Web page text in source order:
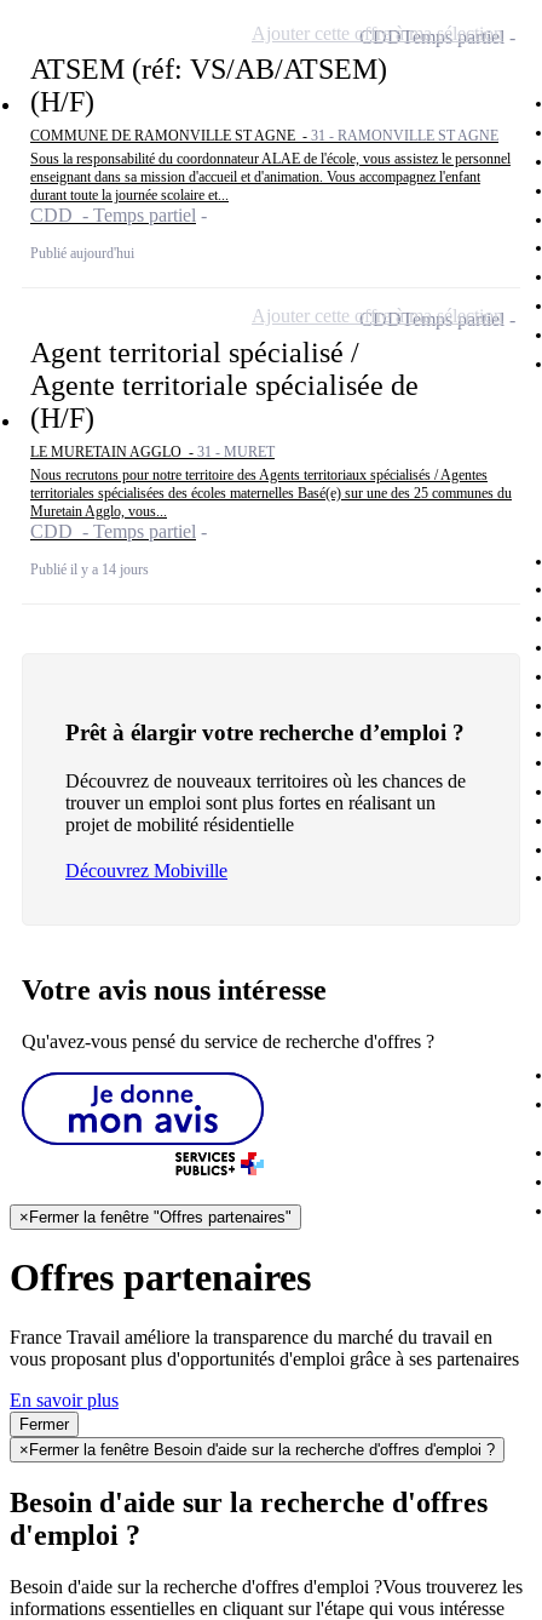
ATSEM (réf: VS/AB/ATSEM)
(H/F)
COMMUNE DE RAMONVILLE ST AGNE - 31 - RAMONVILLE ST AGNE
Sous la responsabilité du coordonnateur ALAE de l'école, vous assistez le personnel
enseignant dans sa mission d'accueil et d'animation. Vous accompagnez l'enfant
durant toute la journée scolaire et...
CDD - Temps partiel
Publié aujourd'hui
CDDTemps partiel
Ajouter cette offre à ma sélection
Agent territorial spécialisé /
Agente territoriale spécialisée de
(H/F)
LE MURETAIN AGGLO - 31 - MURET
Nous recrutons pour notre territoire des Agents territoriaux spécialisés / Agentes
territoriales spécialisées des écoles maternelles Basé(e) sur une des 25 communes du
Muretain Agglo, vous...
CDD - Temps partiel
Publié il y a 14 jours
CDDTemps partiel
Ajouter cette offre à ma sélection
Prêt à élargir votre recherche d’emploi ?
Découvrez de nouveaux territoires où les chances de
trouver un emploi sont plus fortes en réalisant un
projet de mobilité résidentielle
Découvrez Mobiville
Votre avis nous intéresse
Qu'avez-vous pensé du service de recherche d'offres ?
× Fermer la fenêtre "Offres partenaires"
Offres partenaires
France Travail améliore la transparence du marché du travail en
vous proposant plus d'opportunités d'emploi grâce à ses partenaires
En savoir plus
Fermer
× Fermer la fenêtre Besoin d'aide sur la recherche d'offres d'emploi ?
Besoin d'aide sur la recherche d'offres
d'emploi ?
Besoin d'aide sur la recherche d'offres d'emploi ?Vous trouverez les
informations essentielles en cliquant sur l'étape qui vous intéresse